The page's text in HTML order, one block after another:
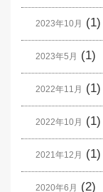
2023年10月 (1)
2023年5月 (1)
2022年11月 (1)
2022年10月 (1)
2021年12月 (1)
2020年6月 (2)